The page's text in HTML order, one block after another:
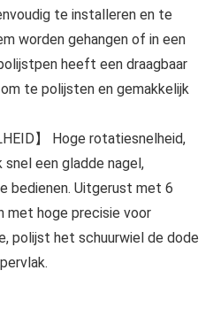
te installeren en te
worden gehangen of in een
heeft een draagbaar
te polijsten en gemakkelijk
】 Hoge rotatiesnelheid,
snel een gladde nagel,
bedienen. Uitgerust met 6
met hoge precisie voor
polijst het schuurwiel de dode